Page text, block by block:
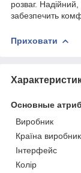
розваг.
забезпечить
Приховати
Основные
Виробник
Країна виробник
Інтерфейс
Колір